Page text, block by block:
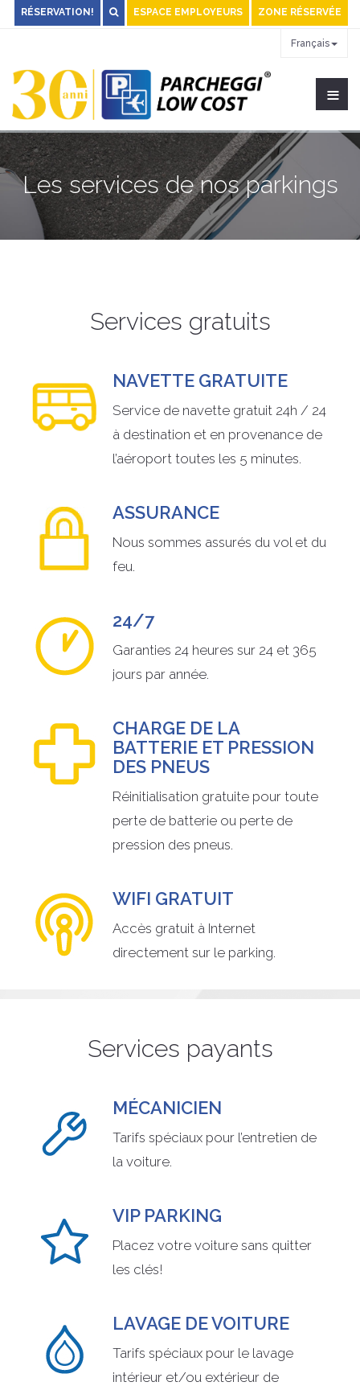
RÉSERVATION! ESPACE EMPLOYEURS ZONE RÉSERVÉE
Français
≡
Les services de nos parkings
Services gratuits
NAVETTE GRATUITE
Service de navette gratuit 24h / 24
à destination et en provenance de
l’aéroport toutes les 5 minutes.
ASSURANCE
Nous sommes assurés du vol et du
feu.
24/7
Garanties 24 heures sur 24 et 365
jours par année.
CHARGE DE LA
BATTERIE ET PRESSION
DES PNEUS
Réinitialisation gratuite pour toute
perte de batterie ou perte de
pression des pneus.
WIFI GRATUIT
Accès gratuit à Internet
directement sur le parking.
Services payants
MÉCANICIEN
Tarifs spéciaux pour l’entretien de
la voiture.
VIP PARKING
Placez votre voiture sans quitter
les clés!
LAVAGE DE VOITURE
Tarifs spéciaux pour le lavage
intérieur et/ou extérieur de